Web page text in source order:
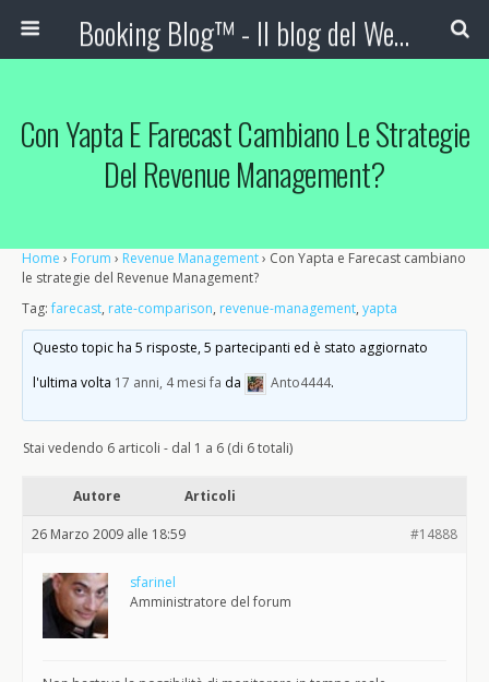
Booking Blog™ - Il blog del Web Marketing Turistico
Con Yapta E Farecast Cambiano Le Strategie
Del Revenue Management?
Home › Forum › Revenue Management› Con Yapta e Farecast cambiano
le strategie del Revenue Management?
Tag:farecast, rate-comparison, revenue-management, yapta
Questo topic ha 5 risposte, 5 partecipanti ed è stato aggiornato
l'ultima volta 17 anni, 4 mesi fa da Anto4444.
Stai vedendo 6 articoli - dal 1 a 6 (di 6 totali)
Autore Articoli
26 Marzo 2009 alle 18:59 #14888
sfarinel
Amministratore del forum